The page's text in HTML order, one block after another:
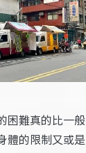
困難真的比一般
體的限制又或是